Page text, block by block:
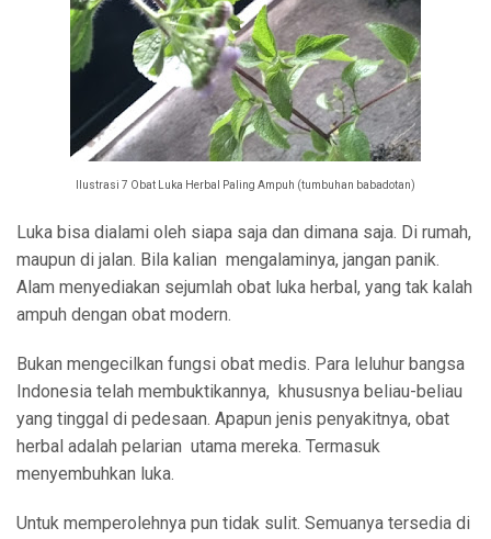
Ilustrasi 7 Obat Luka Herbal Paling Ampuh (tumbuhan babadotan)
Luka bisa dialami oleh siapa saja dan dimana saja. Di rumah,
maupun di jalan. Bila kalian mengalaminya, jangan panik.
Alam menyediakan sejumlah obat luka herbal, yang tak kalah
ampuh dengan obat modern.
Bukan mengecilkan fungsi obat medis. Para leluhur bangsa
Indonesia telah membuktikannya, khususnya beliau-beliau
yang tinggal di pedesaan. Apapun jenis penyakitnya, obat
herbal adalah pelarian utama mereka. Termasuk
menyembuhkan luka.
Untuk memperolehnya pun tidak sulit. Semuanya tersedia di